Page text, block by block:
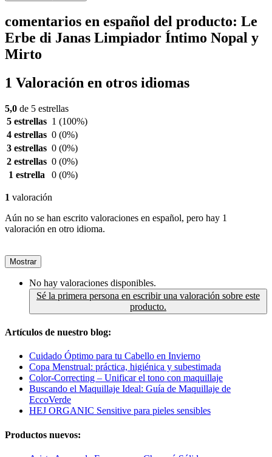
comentarios en español del producto: Le
Erbe di Janas Limpiador Íntimo Nopal y
Mirto
1 Valoración en otros idiomas
5,0 de 5 estrellas
5 estrellas 1 (100%)
4 estrellas 0 (0%)
3 estrellas 0 (0%)
2 estrellas 0 (0%)
1 estrella
0 (0%)
1 valoración
Aún no se han escrito valoraciones en español, pero hay 1
valoración en otro idioma.
Mostrar
No hay valoraciones disponibles.
Sé la primera persona en escribir una valoración sobre este
producto.
Artículos de nuestro blog:
Cuidado Óptimo para tu Cabello en Invierno
Copa Menstrual: práctica, higiénica y subestimada
Color-Correcting – Unificar el tono con maquillaje
Buscando el Maquillaje Ideal: Guía de Maquillaje de
EccoVerde
HEJ ORGANIC Sensitive para pieles sensibles
Productos nuevos: